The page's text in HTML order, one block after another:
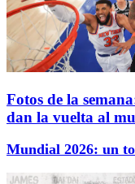
Fotos de la
dan la vuelta al
Mundial 2026: un